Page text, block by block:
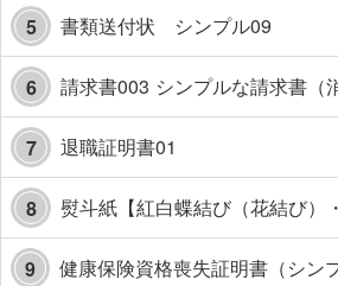
5 書類送付状 シンプル09
6 請求書003 シンプルな請求書（
7 退職証明書01
8 熨斗紙【紅白蝶結び（花結び）
9